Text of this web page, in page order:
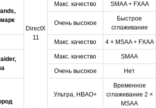
DirectX
11
Макс. качество SMAA + FXAA
Очень высокое
Быстрое
сглаживание
Макс. качество 4 × MSAA + FXAA
Макс. качество SMAA
Очень высокое Нет
Ультра, HBAO+
Временное
сглаживание 2 ×
MSAA